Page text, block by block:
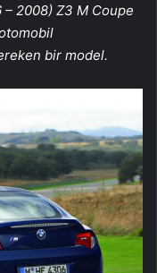
2008) Z3 M Coupe
bir model.